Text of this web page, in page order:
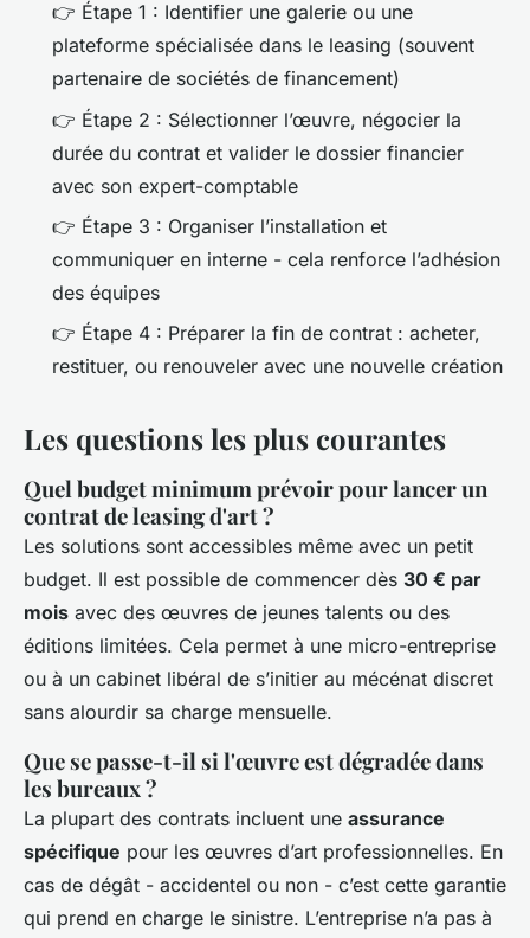
👉 Étape 1 : Identifier une galerie ou une
plateforme spécialisée dans le leasing (souvent
partenaire de sociétés de financement)
👉 Étape 2 : Sélectionner l’œuvre, négocier la
durée du contrat et valider le dossier financier
avec son expert-comptable
👉 Étape 3 : Organiser l’installation et
communiquer en interne - cela renforce l’adhésion
des équipes
👉 Étape 4 : Préparer la fin de contrat : acheter,
restituer, ou renouveler avec une nouvelle création
Les questions les plus courantes
Quel budget minimum prévoir pour lancer un
contrat de leasing d'art ?
Les solutions sont accessibles même avec un petit
budget. Il est possible de commencer dès 30 € par
mois avec des œuvres de jeunes talents ou des
éditions limitées. Cela permet à une micro-entreprise
ou à un cabinet libéral de s’initier au mécénat discret
sans alourdir sa charge mensuelle.
Que se passe-t-il si l'œuvre est dégradée dans
les bureaux ?
La plupart des contrats incluent une assurance
spécifique pour les œuvres d’art professionnelles. En
cas de dégât - accidentel ou non - c’est cette garantie
qui prend en charge le sinistre. L’entreprise n’a pas à